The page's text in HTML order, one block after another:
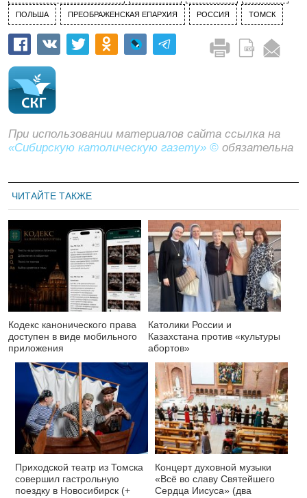
ПОЛЬША ПРЕОБРАЖЕНСКАЯ ЕПАРХИЯ РОССИЯ ТОМСК
При использовании материалов сайта ссылка на
«Сибирскую католическую газету» © обязательна
ЧИТАЙТЕ ТАКЖЕ
Кодекс канонического права
доступен в виде мобильного
приложения
Католики России и
Казахстана против «культуры
абортов»
Приходской театр из Томска
совершил гастрольную
поездку в Новосибирск (+
Концерт духовной музыки
«Всё во славу Святейшего
Сердца Иисуса» (два